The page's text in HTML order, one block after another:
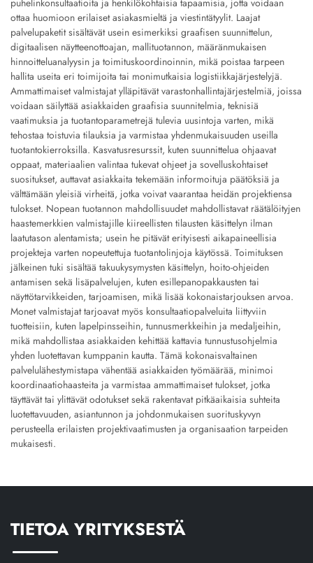
ottaa huomioon erilaiset asiakasmieltä ja viestintätyylit. Laajat
palvelupaketit sisältävät usein esimerkiksi graafisen suunnittelun,
digitaalisen näytteenottoajan, mallituotannon, määränmukaisen
hinnoitteluanalyysin ja toimituskoordinoinnin, mikä poistaa tarpeen
hallita useita eri toimijoita tai monimutkaisia logistiikkajärjestelyjä.
Ammattimaiset valmistajat ylläpitävät varastonhallintajärjestelmiä, joissa
voidaan säilyttää asiakkaiden graafisia suunnitelmia, teknisiä
vaatimuksia ja tuotantoparametrejä tulevia uusintoja varten, mikä
tehostaa toistuvia tilauksia ja varmistaa yhdenmukaisuuden useilla
tuotantokierroksilla. Kasvatusresurssit, kuten suunnittelua ohjaavat
oppaat, materiaalien valintaa tukevat ohjeet ja sovelluskohtaiset
suositukset, auttavat asiakkaita tekemään informoituja päätöksiä ja
välttämään yleisiä virheitä, jotka voivat vaarantaa heidän projektiensa
tulokset. Nopean tuotannon mahdollisuudet mahdollistavat räätälöityjen
haastemerkkien valmistajille kiireellisten tilausten käsittelyn ilman
laatutason alentamista; usein he pitävät erityisesti aikapaineellisia
projekteja varten nopeutettuja tuotantolinjoja käytössä. Toimituksen
jälkeinen tuki sisältää takuukysymysten käsittelyn, hoito-ohjeiden
antamisen sekä lisäpalvelujen, kuten esillepanopakkausten tai
näyttötarvikkeiden, tarjoamisen, mikä lisää kokonaistarjouksen arvoa.
Monet valmistajat tarjoavat myös konsultaatiopalveluita liittyviin
tuotteisiin, kuten lapelpinsseihin, tunnusmerkkeihin ja medaljeihin,
mikä mahdollistaa asiakkaiden kehittää kattavia tunnustusohjelmia
yhden luotettavan kumppanin kautta. Tämä kokonaisvaltainen
palvelulähestymistapa vähentää asiakkaiden työmäärää, minimoi
koordinaatiohaasteita ja varmistaa ammattimaiset tulokset, jotka
täyttävät tai ylittävät odotukset sekä rakentavat pitkäaikaisia suhteita
luotettavuuden, asiantunnon ja johdonmukaisen suorituskyvyn
perusteella erilaisten projektivaatimusten ja organisaation tarpeiden
mukaisesti.
TIETOA YRITYKSESTÄ